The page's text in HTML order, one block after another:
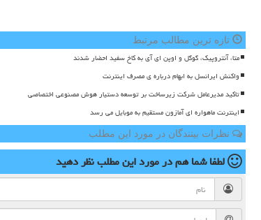
تازه ترین مطالب مرتبط
متا، آنتروپیک، گوگل و اوپن ای آی به کاخ سفید احضار شدند
واکنش ایرانسل به ابهام درباره ی مصرف اینترنت
تاکید مدیرعامل شرکت زیرساخت بر توسعه دستیار هوش مصنوعی اختصاصی
اینترنت ماهواره ای آمازون مستقیم به موبایل می رسد
نظرات بینندگان در مورد این مطلب
لطفا شما همدر مورد این مطلبنظر دهید